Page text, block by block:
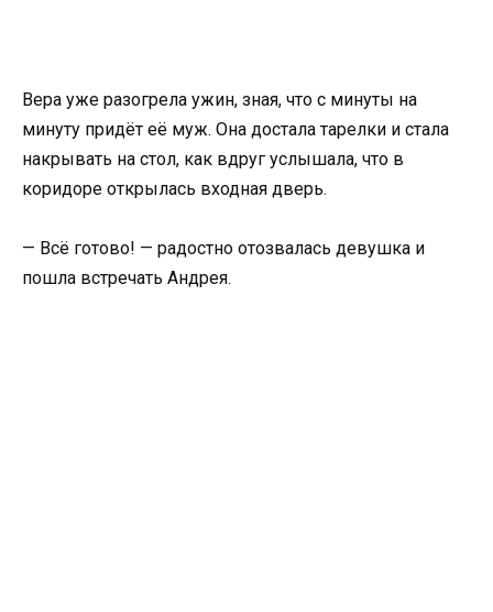
Вера уже разогрела ужин, зная, что с минуты на
минуту придёт её муж. Она достала тарелки и стала
накрывать на стол, как вдруг услышала, что в
коридоре открылась входная дверь.
— Всё готово! — радостно отозвалась девушка и
пошла встречать Андрея.